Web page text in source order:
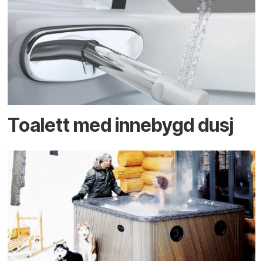
Toalett med innebygd dusj